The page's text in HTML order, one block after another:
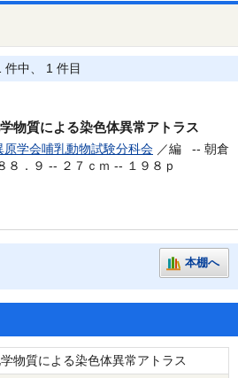
件中、 1 件目
物質による染色体異常アトラス
原学会哺乳動物試験分科会 ／編 -- 朝倉
８．９ -- ２７ｃｍ -- １９８ｐ
本棚へ
物質による染色体異常アトラス